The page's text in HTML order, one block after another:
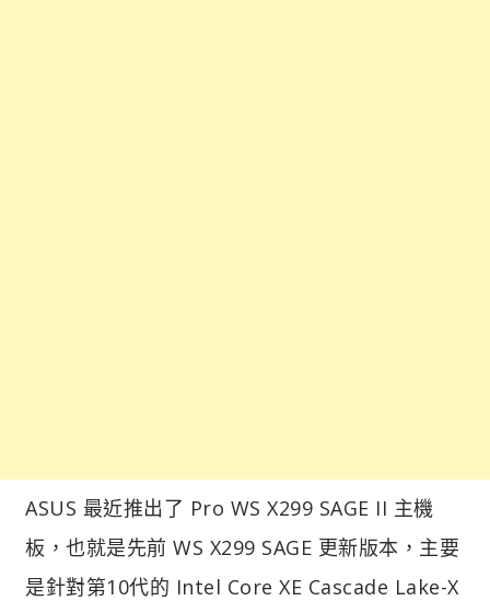
ASUS 最近推出了 Pro WS X299 SAGE II 主機
板，也就是先前 WS X299 SAGE 更新版本，主要
是針對第10代的 Intel Core XE Cascade Lake-X